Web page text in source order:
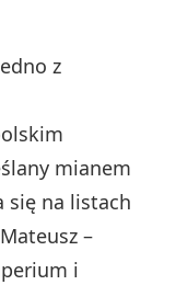
z
mianem
się na listach
–
i